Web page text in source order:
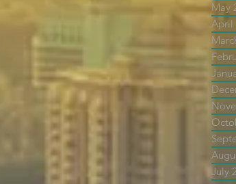
May
April
July